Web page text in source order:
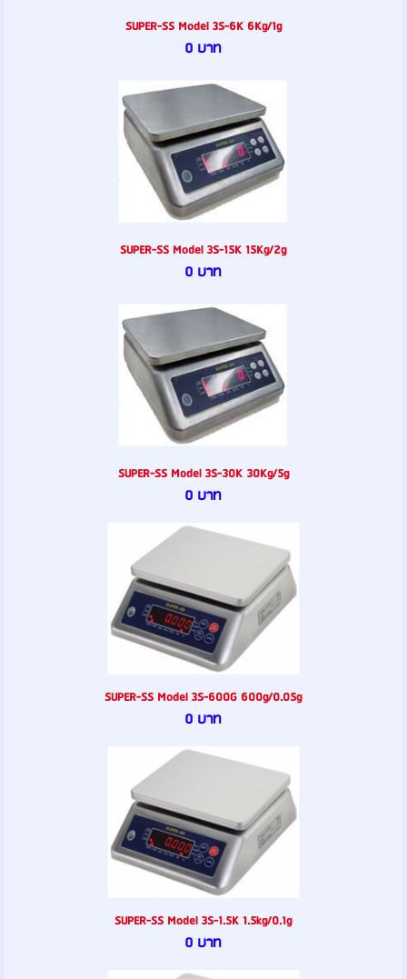
SUPER-SS Model 3S-6K 6Kg/1g
0 บาท
SUPER-SS Model 3S-15K 15Kg/2g
0 บาท
SUPER-SS Model 3S-30K 30Kg/5g
0 บาท
SUPER-SS Model 3S-600G 600g/0.05g
0 บาท
SUPER-SS Model 3S-1.5K 1.5kg/0.1g
0 บาท